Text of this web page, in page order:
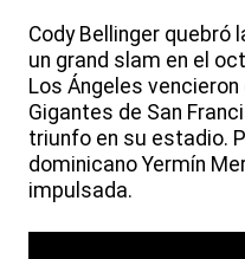
Cody Bellinger quebró
un grand slam en el
Los Ángeles
Gigantes de San
triunfo en su estadio.
dominicano Yermín
impulsada.